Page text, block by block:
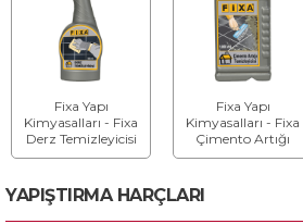
Fixa Yapı
Kimyasalları - Fixa
Derz Temizleyicisi
Fixa Yapı
Kimyasalları - Fixa
Çimento Artığı
Temizleyicisi
YAPIŞTIRMA HARÇLARI